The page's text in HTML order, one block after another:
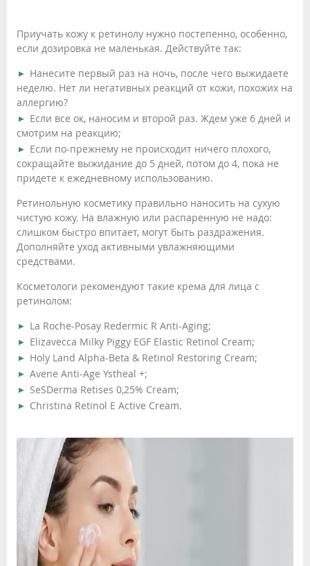
Приучать кожу к ретинолу нужно постепенно, особенно,
если дозировка не маленькая. Действуйте так:
Нанесите первый раз на ночь, после чего выжидаете
неделю. Нет ли негативных реакций от кожи, похожих на
аллергию?
Если все ок, наносим и второй раз. Ждем уже 6 дней и
смотрим на реакцию;
Если по-прежнему не происходит ничего плохого,
сокращайте выжидание до 5 дней, потом до 4, пока не
придете к ежедневному использованию.
Ретинольную косметику правильно наносить на сухую
чистую кожу. На влажную или распаренную не надо:
слишком быстро впитает, могут быть раздражения.
Дополняйте уход активными увлажняющими
средствами.
Косметологи рекомендуют такие крема для лица с
ретинолом:
La Roche-Posay Redermic R Anti-Aging;
Elizavecca Milky Piggy EGF Elastic Retinol Cream;
Holy Land Alpha-Beta & Retinol Restoring Cream;
Avene Anti-Age Ystheal +;
SeSDerma Retises 0,25% Cream;
Christina Retinol E Active Cream.